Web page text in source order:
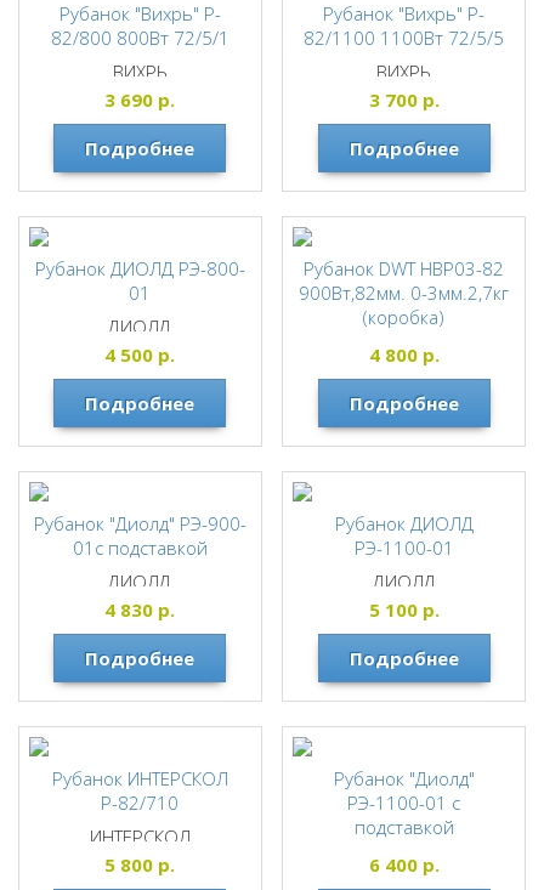
Рубанок "Вихрь" Р-
82/800 800Вт 72/5/1
ВИХРЬ
3 690 р.
Подробнее
Рубанок "Вихрь" Р-
82/1100 1100Вт 72/5/5
ВИХРЬ
3 700р.
Подробнее
Рубанок ДИОЛД РЭ-800-
01
ДИОЛД
4 500 р.
Подробнее
Рубанок DWT HBP03-82
900Вт,82мм. 0-3мм.2,7кг
(коробка)
DWT
4 800р.
Подробнее
Рубанок "Диолд" РЭ-900-
01с подставкой
ДИОЛД
4 830 р.
Подробнее
Рубанок ДИОЛД
РЭ-1100-01
ДИОЛД
5 100р.
Подробнее
Рубанок ИНТЕРСКОЛ
Р-82/710
ИНТЕРСКОЛ
5 800 р.
Рубанок "Диолд"
РЭ-1100-01 с
подставкой
ДИОЛД
6 400р.